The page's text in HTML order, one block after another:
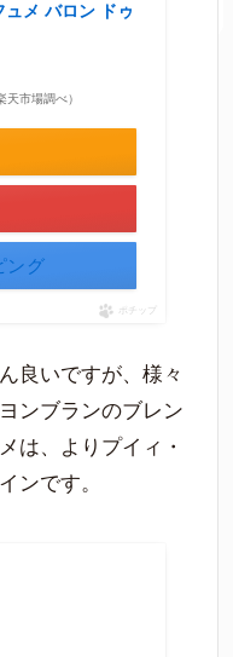
ュメ バロン ドゥ
市場調べ）
ング
ポチップ
良いですが、様々
ンブランのブレン
は、よりプイィ・
ンです。